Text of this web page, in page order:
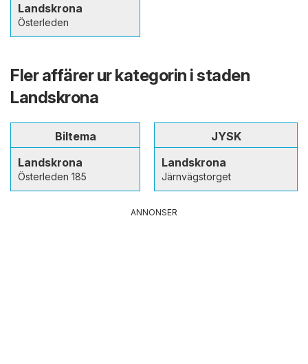
Landskrona
Österleden
Fler affärer ur kategorin i staden
Landskrona
Biltema
Landskrona
Österleden 185
JYSK
Landskrona
Järnvägstorget
ANNONSER